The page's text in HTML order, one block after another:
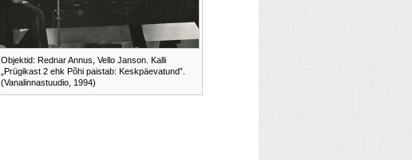
Objektid: Rednar Annus, Vello Janson. Kalli
„Prügikast 2 ehk Põhi paistab: Keskpäevatund”.
(Vanalinnastuudio, 1994)